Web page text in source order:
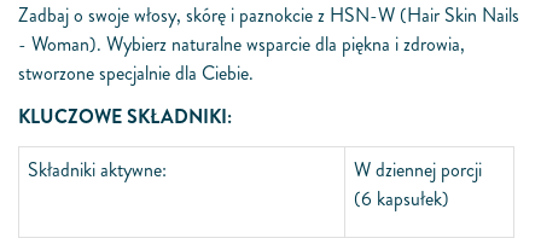
Zadbaj o swoje włosy, skórę i paznokcie z HSN-W (Hair Skin Nails
- Woman). Wybierz naturalne wsparcie dla piękna i zdrowia,
stworzone specjalnie dla Ciebie.
KLUCZOWE SKŁADNIKI:
Składniki aktywne:
W dziennej porcji
(6 kapsułek)